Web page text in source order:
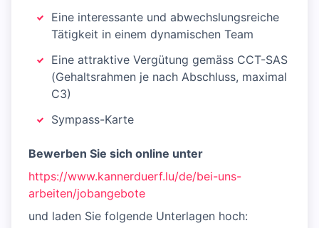
Eine interessante und abwechslungsreiche
Tätigkeit in einem dynamischen Team
Eine attraktive Vergütung gemäss CCT-SAS
(Gehaltsrahmen je nach Abschluss, maximal
C3)
Sympass-Karte
Bewerben Sie sich online unter
https://www.kannerduerf.lu/de/bei-uns-
arbeiten/jobangebote
und laden Sie folgende Unterlagen hoch: